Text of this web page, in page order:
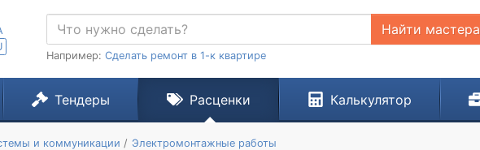
Найти мастера
Например: Сделать ремонт в 1-к квартире
Тендеры Расценки Калькулятор
и коммуникации Электромонтажные работы